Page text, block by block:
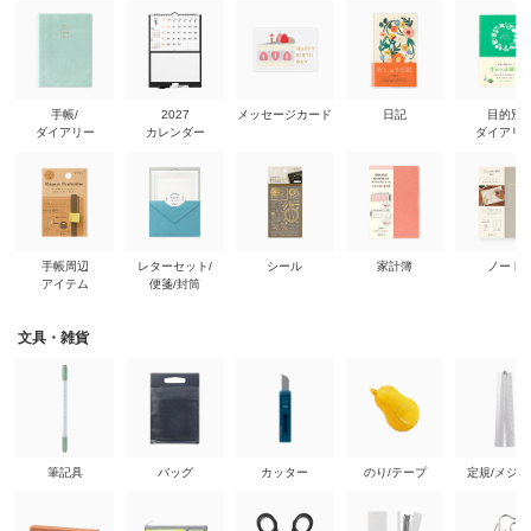
手帳/
ダイアリー
手帳周辺
アイテム
2027
カレンダー
レターセット/
便箋/封筒
メッセージカード
シール
日記
家計簿
目的別
ダイアリ
ノート
文具・雑貨
筆記具 バッグ カッター のり/テープ 定規/メジ